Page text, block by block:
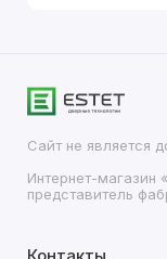
Сайт не является
Интернет-магазин
представитель